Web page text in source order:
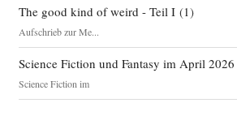
The good kind of weird - Teil I(1)
Aufschrieb zur Me...
Science Fiction und Fantasy im April 2026
Science Fiction im